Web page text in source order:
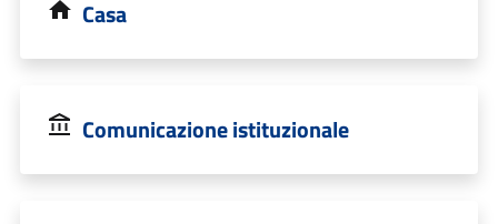
Casa
Comunicazione istituzionale